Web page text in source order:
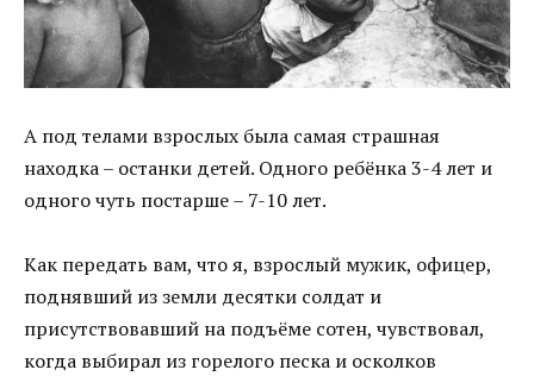
А под телами взрослых была самая страшная
находка – останки детей. Одного ребёнка 3-4 лет и
одного чуть постарше – 7-10 лет.
Как передать вам, что я, взрослый мужик, офицер,
поднявший из земли десятки солдат и
присутствовавший на подъёме сотен, чувствовал,
когда выбирал из горелого песка и осколков